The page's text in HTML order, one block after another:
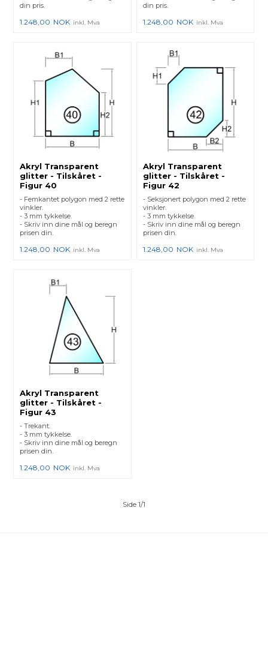
din pris.
1.248,00 NOK inkl. Mva
din pris.
1.248,00 NOK inkl. Mva
Akryl Transparent
glitter - Tilskåret -
Figur 40
- Femkantet polygon med 2 rette
vinkler.
- 3 mm tykkelse.
- Skriv inn dine mål og beregn
prisen din.
1.248,00 NOK inkl. Mva
Akryl Transparent
glitter - Tilskåret -
Figur 42
- Seksjonert polygon med 2 rette
vinkler.
- 3 mm tykkelse.
- Skriv inn dine mål og beregn
prisen din.
1.248,00 NOK inkl. Mva
Akryl Transparent
glitter - Tilskåret -
Figur 43
- Trekant.
- 3 mm tykkelse.
- Skriv inn dine mål og beregn
prisen din.
1.248,00 NOK inkl. Mva
Side 1/1